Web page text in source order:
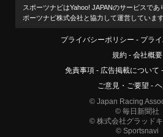
スポーツナビはYahoo! JAPANのサービスで
ポーツナビ株式会社と協力して運営しています
プライバシーポリシー
プラ
規約
会社概要
免責事項
広告掲載について
ご意見・ご要望
© Japan Racing
© 毎日新聞社
© 株式会社グラッド
© Sportsnavi